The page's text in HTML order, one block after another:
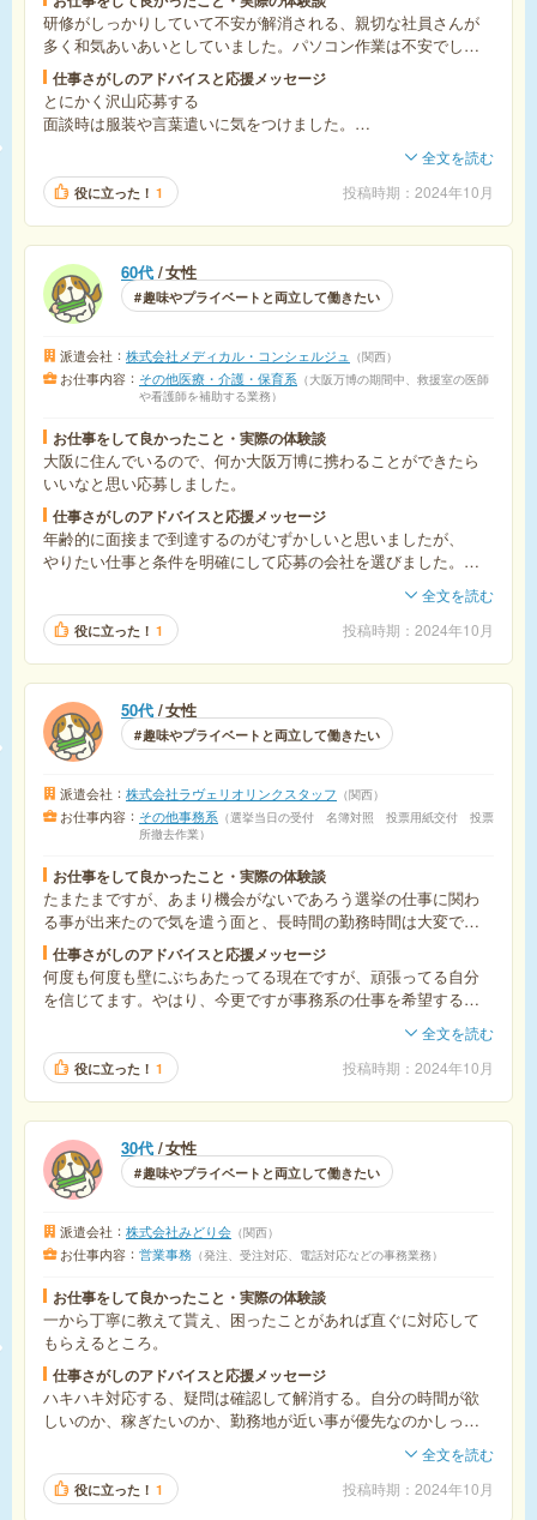
研修がしっかりしていて不安が解消される、親切な社員さんが
多く和気あいあいとしていました。パソコン作業は不安でした
がとても丁寧に教えてくれました。
仕事さがしのアドバイスと応援メッセージ
とにかく沢山応募する
面談時は服装や言葉遣いに気をつけました。
自分の描いてる理想を明確にしてしっかりと計画に沿った求人
を探すことが大切だと思っていたので妥協することはしません
でした。
してくれる会社を選びました。
全文を読む
役に立った！ 1 投稿時期 2024年10月
60代 女性
趣味やプライベートと両立して働きたい
派遣会社 株式会社メディカル・コンシェルジュ 関西
お仕事内容 その他医療・介護・保育系
大阪万博の期間中、救援室の医師
や看護師を補助する業務
お仕事をして良かったこと・実際の体験談
大阪に住んでいるので、何か大阪万博に携わることができたら
いいなと思い応募しました。
仕事さがしのアドバイスと応援メッセージ
年齢的に面接まで到達するのがむずかしいと思いましたが、
やりたい仕事と条件を明確にして応募の会社を選びました。
全文を読む
役に立った！ 1 投稿時期 2024年10月
50代 女性
趣味やプライベートと両立して働きたい
派遣会社 株式会社ラヴェリオリンクスタッフ 関西
お仕事内容 その他事務系
選挙当日の受付 名簿対照 投票用紙交付 投票
所撤去作業
お仕事をして良かったこと・実際の体験談
たまたまですが、あまり機会がないであろう選挙の仕事に関わ
る事が出来たので気を遣う面と、長時間の勤務時間は大変では
あるが…思い出深い仕事となりました。
仕事さがしのアドバイスと応援メッセージ
何度も何度も壁にぶちあたってる現在ですが、頑張ってる自分
を信じてます。やはり、今更ですが事務系の仕事を希望するの
全文を読む
役に立った！ 1 投稿時期 2024年10月
30代 女性
趣味やプライベートと両立して働きたい
派遣会社 株式会社みどり会 関西
お仕事内容 営業事務 発注、受注対応、電話対応などの事務業務
お仕事をして良かったこと・実際の体験談
一から丁寧に教えて貰え、困ったことがあれば直ぐに対応して
もらえるところ。
仕事さがしのアドバイスと応援メッセージ
ハキハキ対応する、疑問は確認して解消する。自分の時間が欲
しいのか、稼ぎたいのか、勤務地が近い事が優先なのかしっか
全文を読む
役に立った！ 1 投稿時期 2024年10月